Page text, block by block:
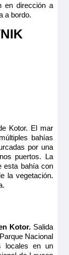
en dirección a
a bordo.
Kotor. El mar
bahías
por una
puertos. La
esta bahía con
la vegetación.
Kotor. Salida
Nacional
locales en un